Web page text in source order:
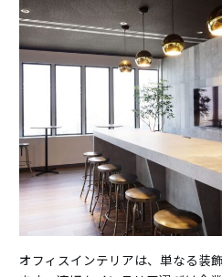
オフィスインテリアは、単なる装